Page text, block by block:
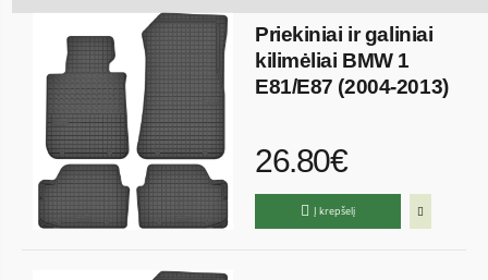
Priekiniai ir galiniai
kilimėliai BMW 1
E81/E87 (2004-2013)
26.80€
Į krepšelį